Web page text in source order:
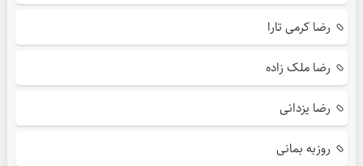
رضا کرمی تارا
رضا ملک زاده
رضا یزدانی
روزبه بمانی